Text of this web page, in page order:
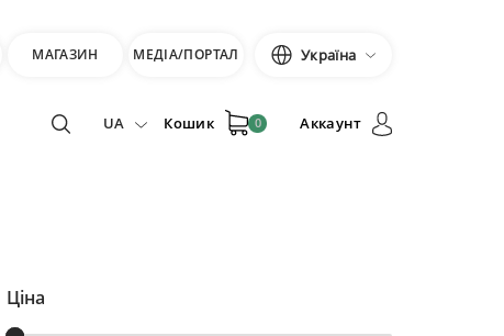
МАГАЗИН МЕДІА/ПОРТАЛ Україна
UA Кошик 0 Аккаунт
Ціна